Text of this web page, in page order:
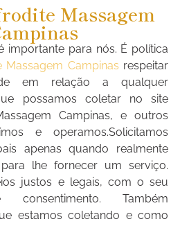
Massagem
importante para nós. É política
Massagem Campinas respeitar
em relação a qualquer
possamos coletar no site
Campinas, e outros
e operamos.Solicitamos
apenas quando realmente
lhe fornecer um serviço.
justos e legais, com o seu
consentimento. Também
estamos coletando e como